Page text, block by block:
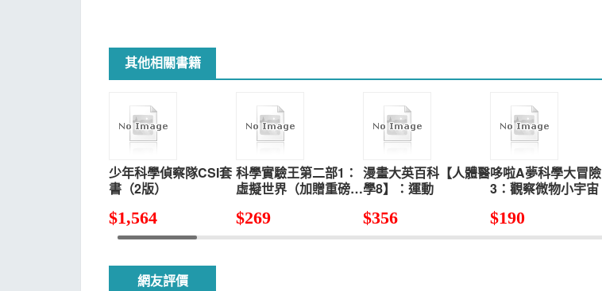
其他相關書籍
少年科學偵察隊CSI套
書（2版）
$1,564
科學實驗王第二部1：
虛擬世界（加贈重磅回
本）
$269
漫畫大英百科【人體醫
學8】：運動
$356
哆啦A夢科學大冒險
3：觀察微物小宇宙
$190
網友評價